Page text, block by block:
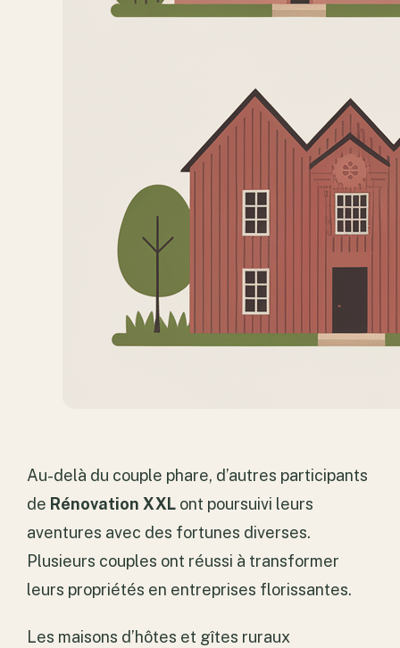
Au-delà du couple phare, d’autres participants
de Rénovation XXL ont poursuivi leurs
aventures avec des fortunes diverses.
Plusieurs couples ont réussi à transformer
leurs propriétés en entreprises florissantes.
Les maisons d’hôtes et gîtes ruraux